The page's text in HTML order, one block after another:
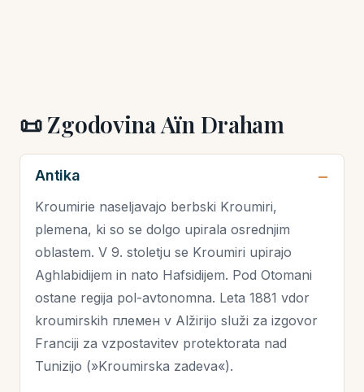
📜 Zgodovina Aïn Draham
Antika
Kroumirie naseljavajo berbski Kroumiri,
plemena, ki so se dolgo upirala osrednjim
oblastem. V 9. stoletju se Kroumiri upirajo
Aghlabidijem in nato Hafsidijem. Pod Otomani
ostane regija pol-avtonomna. Leta 1881 vdor
kroumirskih племен v Alžirijo služi za izgovor
Franciji za vzpostavitev protektorata nad
Tunizijo (»Kroumirska zadeva«).